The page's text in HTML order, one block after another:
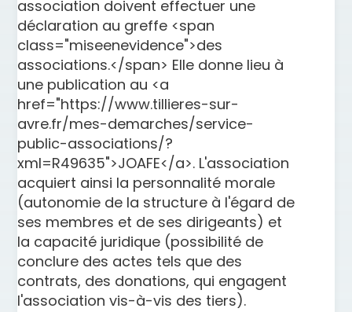
association doivent effectuer une
déclaration au greffe <span
class="miseenevidence">des
associations.</span> Elle donne lieu à
une publication au <a
href="https://www.tillieres-sur-
avre.fr/mes-demarches/service-
public-associations/?
xml=R49635">JOAFE</a>. L'association
acquiert ainsi la personnalité morale
(autonomie de la structure à l'égard de
ses membres et de ses dirigeants) et
la capacité juridique (possibilité de
conclure des actes tels que des
contrats, des donations, qui engagent
l'association vis-à-vis des tiers).